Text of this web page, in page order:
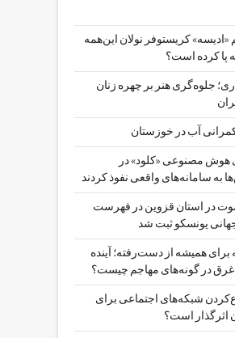
«ادیسه» کریستوفر نولان این‌همه
پا کرده است؟
جلوه‌گری هنر بر چهره زنان
آب در خوزستان
هوش مصنوعی «کلود» در
به سامانه‌های واقعی نفوذ کردند
در استان قزوین در فهرست
یونسکو ثبت شد
برای همیشه از دست‌رفته؛ آینده
غرق در گونه‌های مهاجم چیست؟
شبکه‌های اجتماعی برای
اثرگذار است؟